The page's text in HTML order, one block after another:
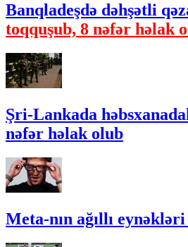
Banqladeşdə dəhşətli
toqquşub, 8 nəfər həlak
Şri-Lankada
nəfər həlak olub
Meta-nın ağıllı